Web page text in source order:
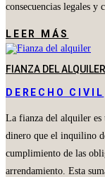
consecuencias legales y
LEER MÁS
FIANZA DEL ALQUILER
DERECHO CIVIL
La fianza del alquiler
dinero que el inquilino
cumplimiento de las
arrendamiento. Esta